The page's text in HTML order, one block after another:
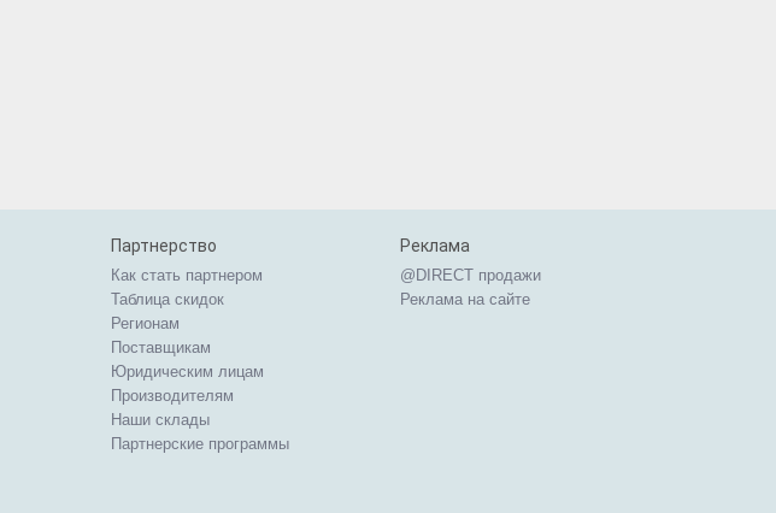
Партнерство
Как стать партнером
Таблица скидок
Регионам
Поставщикам
Юридическим лицам
Производителям
Наши склады
Партнерские программы
Реклама
@DIRECT продажи
Реклама на сайте